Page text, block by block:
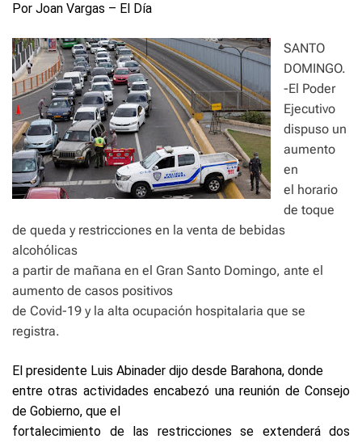
Por Joan Vargas – El Día
SANTO
DOMINGO.
-El Poder
Ejecutivo
dispuso un
aumento
en
el horario
de toque
de queda y restricciones en la venta de bebidas
alcohólicas
a partir de mañana en el Gran Santo Domingo, ante el
aumento de casos positivos
de Covid-19 y la alta ocupación hospitalaria que se
registra.
El presidente Luis Abinader dijo desde Barahona, donde
entre otras actividades encabezó una reunión de Consejo
de Gobierno, que el
fortalecimiento de las restricciones se extenderá dos